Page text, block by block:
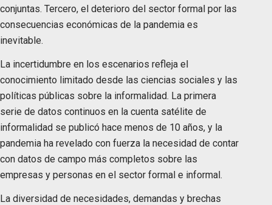
conjuntas. Tercero, el deterioro del sector formal por las
consecuencias económicas de la pandemia es
inevitable.
La incertidumbre en los escenarios refleja el
conocimiento limitado desde las ciencias sociales y las
políticas públicas sobre la informalidad. La primera
serie de datos continuos en la cuenta satélite de
informalidad se publicó hace menos de 10 años, y la
pandemia ha revelado con fuerza la necesidad de contar
con datos de campo más completos sobre las
empresas y personas en el sector formal e informal.
La diversidad de necesidades, demandas y brechas